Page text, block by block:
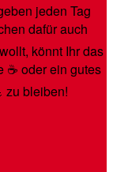
jeden Tag
dafür auch
könnt Ihr das
☕️ oder ein gutes
zu bleiben!